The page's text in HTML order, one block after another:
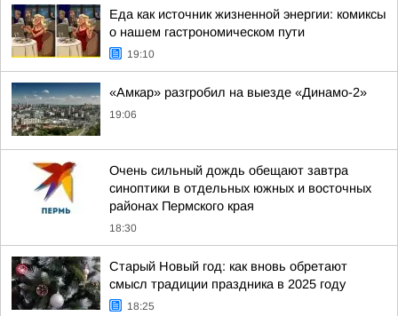
Еда как источник жизненной энергии: комиксы
о нашем гастрономическом пути
19:10
«Амкар» разгробил на выезде «Динамо-2»
19:06
Очень сильный дождь обещают завтра
синоптики в отдельных южных и восточных
районах Пермского края
18:30
Старый Новый год: как вновь обретают
смысл традиции праздника в 2025 году
18:25